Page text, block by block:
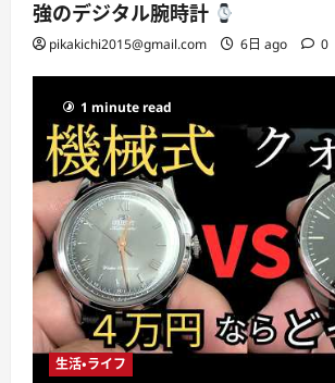
強のデジタル腕時計
pikakichi2015@gmail.com 6日 ago 0
1 minute read
生活・ライフ